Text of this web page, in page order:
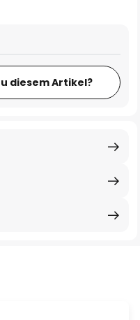
diesem Artikel?